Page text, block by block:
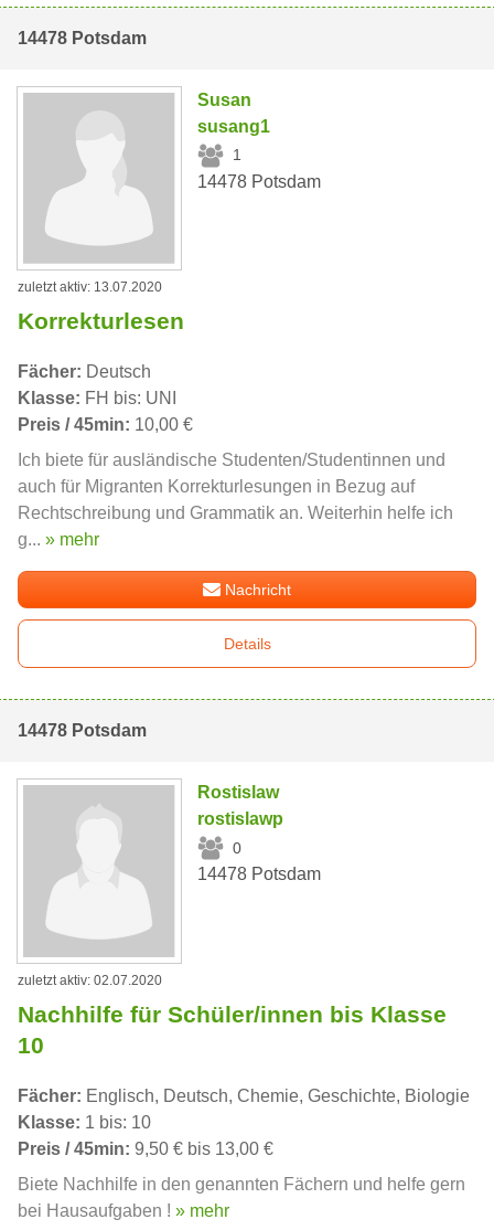
14478 Potsdam
Susan
susang1
1
14478 Potsdam
zuletzt aktiv: 13.07.2020
Korrekturlesen
Fächer: Deutsch
Klasse: FH bis: UNI
Preis / 45min: 10,00 €
Ich biete für ausländische Studenten/Studentinnen und
auch für Migranten Korrekturlesungen in Bezug auf
Rechtschreibung und Grammatik an. Weiterhin helfe ich
g... » mehr
Nachricht
Details
14478 Potsdam
Rostislaw
rostislawp
0
14478 Potsdam
zuletzt aktiv: 02.07.2020
Nachhilfe für Schüler/innen bis Klasse
10
Fächer: Englisch, Deutsch, Chemie, Geschichte, Biologie
Klasse: 1 bis: 10
Preis / 45min: 9,50 € bis 13,00 €
Biete Nachhilfe in den genannten Fächern und helfe gern
bei Hausaufgaben ! » mehr